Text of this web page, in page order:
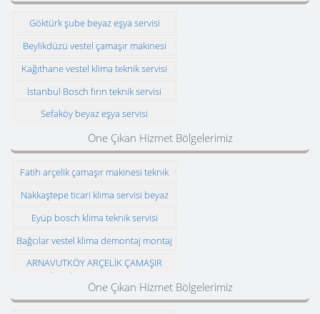
Göktürk şube beyaz eşya servisi
Beylikdüzü vestel çamaşır makinesi
Kağıthane vestel klima teknik servisi
İstanbul Bosch fırın teknik servisi
Sefaköy beyaz eşya servisi
Öne Çıkan Hizmet Bölgelerimiz
Fatih arçelik çamaşır makinesi teknik
Nakkaştepe ticari klima servisi beyaz
Eyüp bosch klima teknik servisi
Bağcılar vestel klima demontaj montaj
ARNAVUTKÖY ARÇELİK ÇAMAŞIR
MAKİNESİ ARIZASI VE MONTAJI
Öne Çıkan Hizmet Bölgelerimiz